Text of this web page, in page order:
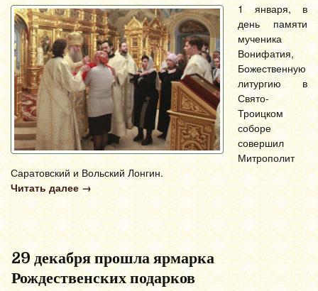
1 января, в
день памяти
мученика
Вонифатия,
Божественную
литургию в
Свято-
Троицком
соборе
совершил
Митрополит
Саратовский и Вольский Лонгин.
Читать далее →
29 декабря прошла ярмарка
Рождественских подарков